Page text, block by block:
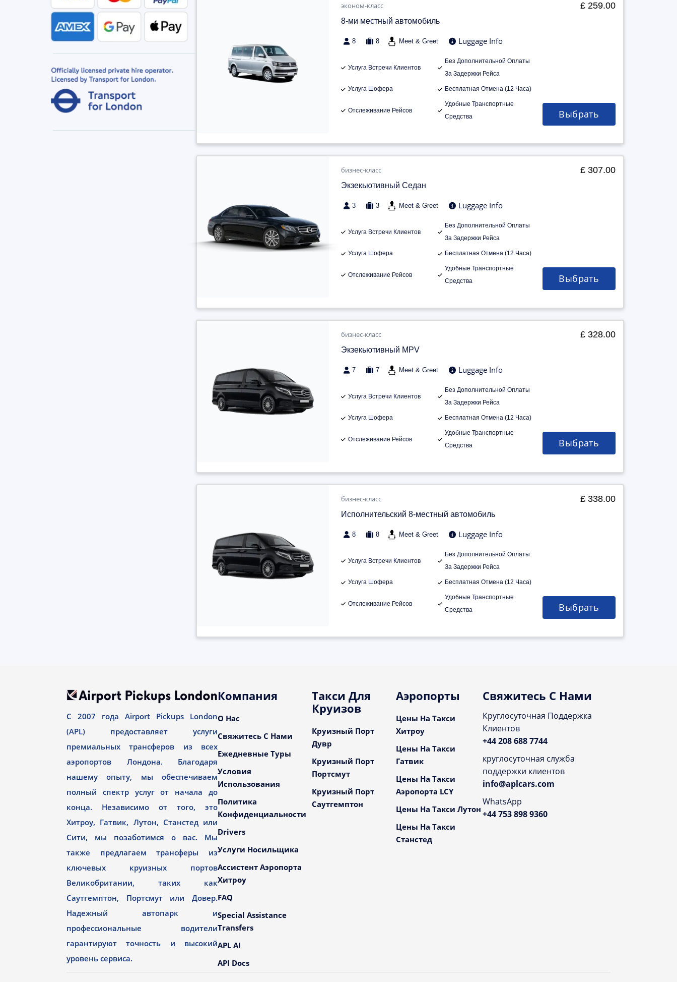
эконом-класс
8-ми местный автомобиль
8 8 Meet & Greet Luggage Info
Услуга Встречи Клиентов
Без Дополнительной Оплаты
За Задержки Рейса
Услуга Шофера Бесплатная Отмена (12 Часа)
Отслеживание Рейсов
Удобные Транспортные
Средства
£ 259.00
Выбрать
бизнес-класс
Экзекьютивный Седан
3 3 Meet & Greet Luggage Info
Услуга Встречи Клиентов
Без Дополнительной Оплаты
За Задержки Рейса
Услуга Шофера Бесплатная Отмена (12 Часа)
Отслеживание Рейсов
Удобные Транспортные
Средства
£ 307.00
Выбрать
бизнес-класс
Экзекьютивный MPV
7 7 Meet & Greet Luggage Info
Услуга Встречи Клиентов
Без Дополнительной Оплаты
За Задержки Рейса
Услуга Шофера Бесплатная Отмена (12 Часа)
Отслеживание Рейсов
Удобные Транспортные
Средства
£ 328.00
Выбрать
бизнес-класс
Исполнительский 8-местный автомобиль
8 8 Meet & Greet Luggage Info
Услуга Встречи Клиентов
Без Дополнительной Оплаты
За Задержки Рейса
Услуга Шофера Бесплатная Отмена (12 Часа)
Отслеживание Рейсов
Удобные Транспортные
Средства
£ 338.00
Выбрать
С 2007 года Airport Pickups London
(APL) предоставляет услуги
премиальных трансферов из всех
аэропортов Лондона. Благодаря
нашему опыту, мы обеспечиваем
полный спектр услуг от начала до
конца. Независимо от того, это
Хитроу, Гатвик, Лутон, Станстед или
Сити, мы позаботимся о вас. Мы
также предлагаем трансферы из
ключевых круизных портов
Великобритании, таких как
Саутгемптон, Портсмут или Довер.
Надежный автопарк и
профессиональные водители
гарантируют точность и высокий
уровень сервиса.
Компания
О Нас
Свяжитесь С Нами
Ежедневные Туры
Условия
Использования
Политика
Конфиденциальности
Drivers
Услуги Носильщика
Ассистент Аэропорта
Хитроу
FAQ
Special Assistance
Transfers
APL AI
API Docs
Такси Для
Круизов
Круизный Порт
Дувр
Круизный Порт
Портсмут
Круизный Порт
Саутгемптон
Аэропорты
Цены На Такси
Хитроу
Цены На Такси
Гатвик
Цены На Такси
Аэропорта LCY
Цены На Такси Лутон
Цены На Такси
Станстед
Свяжитесь С Нами
Круглосуточная Поддержка
Клиентов
+44 208 688 7744
круглосуточная служба
поддержки клиентов
info@aplcars.com
WhatsApp
+44 753 898 9360